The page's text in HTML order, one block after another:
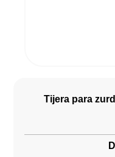
Tijera para